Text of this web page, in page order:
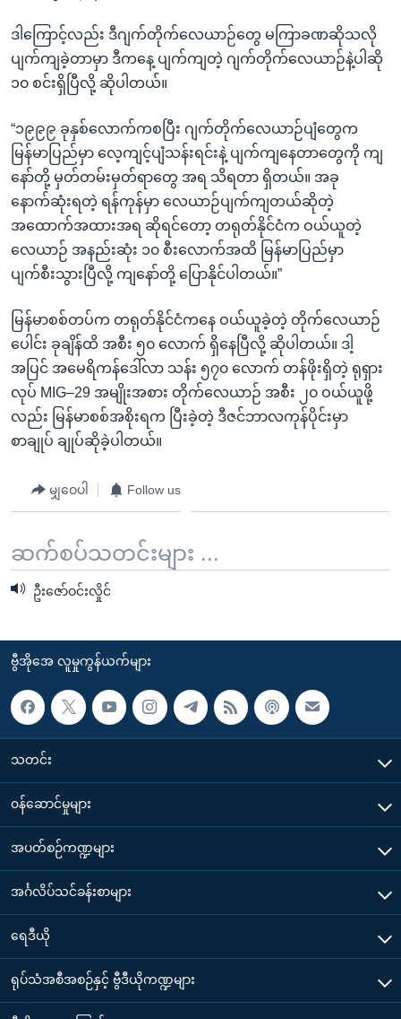
ဒါကြောင့်လည်း ဒီဂျက်တိုက်လေယာဉ်တွေ မကြာခဏဆိုသလို
ပျက်ကျခဲ့တာမှာ ဒီကနေ့ ပျက်ကျတဲ့ ဂျက်တိုက်လေယာဉ်နဲ့ပါဆို
၁၀ စင်းရှိပြီလို့ ဆိုပါတယ်။
“၁၉၉၉ ခုနှစ်လောက်ကစပြီး ဂျက်တိုက်လေယာဉ်ပျံတွေက
မြန်မာပြည်မှာ လေ့ကျင့်ပျံသန်းရင်းနဲ့ ပျက်ကျနေတာတွေကို ကျ
နော်တို့ မှတ်တမ်းမှတ်ရာတွေ အရ သိရတာ ရှိတယ်။ အခု
နောက်ဆုံးရတဲ့ ရန်ကုန်မှာ လေယာဉ်ပျက်ကျတယ်ဆိုတဲ့
အထောက်အထားအရ ဆိုရင်တော့ တရုတ်နိုင်ငံက ဝယ်ယူတဲ့
လေယာဉ် အနည်းဆုံး ၁၀ စီးလောက်အထိ မြန်မာပြည်မှာ
ပျက်စီးသွားပြီလို့ ကျနော်တို့ ပြောနိုင်ပါတယ်။”
မြန်မာစစ်တပ်က တရုတ်နိုင်ငံကနေ ဝယ်ယူခဲ့တဲ့ တိုက်လေယာဉ်
ပေါင်း ခုချိန်ထိ အစီး ၅၀ လောက် ရှိနေပြီလို့ ဆိုပါတယ်။ ဒါ့
အပြင် အမေရိကန်ဒေါ်လာ သန်း ၅၇၀ လောက် တန်ဖိုးရှိတဲ့ ရုရှား
လုပ် MIG–29 အမျိုးအစား တိုက်လေယာဉ် အစီး ၂၀ ဝယ်ယူဖို့
လည်း မြန်မာစစ်အစိုးရက ပြီးခဲ့တဲ့ ဒီဇင်ဘာလကုန်ပိုင်းမှာ
စာချုပ် ချုပ်ဆိုခဲ့ပါတယ်။
မျှဝေပါ Follow us
ဆက်စပ်သတင်းများ ...
ဦးဇော်ဝင်းလှိုင်
ဗွီအိုအေ လူမှုကွန်ယက်များ
သတင်း
၀န်ဆောင်မှုများ
အပတ်စဉ်ကဏ္ဍများ
အင်္ဂလိပ်သင်ခန်းစာများ
ရေဒီယို
ရုပ်သံအစီအစဉ်နှင့် ဗွီဒီယိုကဏ္ဍများ